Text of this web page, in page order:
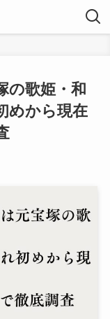
の歌姫・和
めから現在